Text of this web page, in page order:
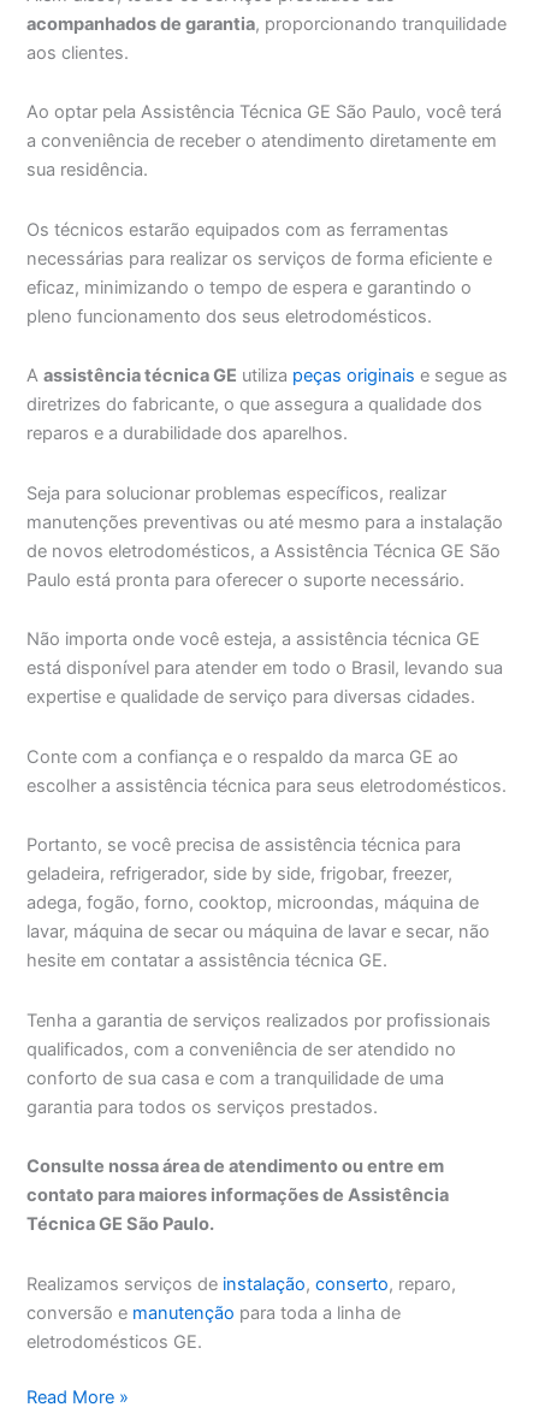
acompanhados de garantia, proporcionando tranquilidade
aos clientes.
Ao optar pela Assistência Técnica GE São Paulo, você terá
a conveniência de receber o atendimento diretamente em
sua residência.
Os técnicos estarão equipados com as ferramentas
necessárias para realizar os serviços de forma eficiente e
eficaz, minimizando o tempo de espera e garantindo o
pleno funcionamento dos seus eletrodomésticos.
Aassistência técnica GE utiliza peças originais e segue as
diretrizes do fabricante, o que assegura a qualidade dos
reparos e a durabilidade dos aparelhos.
Seja para solucionar problemas específicos, realizar
manutenções preventivas ou até mesmo para a instalação
de novos eletrodomésticos, a Assistência Técnica GE São
Paulo está pronta para oferecer o suporte necessário.
Não importa onde você esteja, a assistência técnica GE
está disponível para atender em todo o Brasil, levando sua
expertise e qualidade de serviço para diversas cidades.
Conte com a confiança e o respaldo da marca GE ao
escolher a assistência técnica para seus eletrodomésticos.
Portanto, se você precisa de assistência técnica para
geladeira, refrigerador, side by side, frigobar, freezer,
adega, fogão, forno, cooktop, microondas, máquina de
lavar, máquina de secar ou máquina de lavar e secar, não
hesite em contatar a assistência técnica GE.
Tenha a garantia de serviços realizados por profissionais
qualificados, com a conveniência de ser atendido no
conforto de sua casa e com a tranquilidade de uma
garantia para todos os serviços prestados.
Consulte nossa área de atendimento ou entre em
contato para maiores informações de Assistência
Técnica GE São Paulo.
Realizamos serviços de instalação,conserto, reparo,
conversão e manutenção para toda a linha de
eletrodomésticos GE.
Assistência
Read More »